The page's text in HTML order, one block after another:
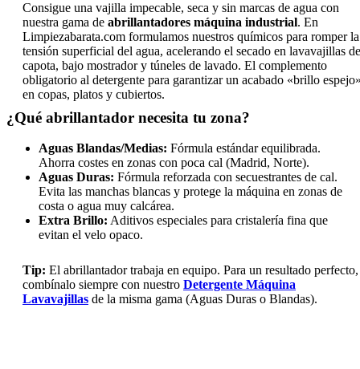
Consigue una vajilla impecable, seca y sin marcas de agua con
nuestra gama de abrillantadores máquina industrial. En
Limpiezabarata.com formulamos nuestros químicos para romper la
tensión superficial del agua, acelerando el secado en lavavajillas de
capota, bajo mostrador y túneles de lavado. El complemento
obligatorio al detergente para garantizar un acabado «brillo
en copas, platos y cubiertos.
¿Qué abrillantador necesita tu zona?
Aguas Blandas/Medias: Fórmula estándar equilibrada.
Ahorra costes en zonas con poca cal (Madrid, Norte).
Aguas Duras: Fórmula reforzada con secuestrantes de cal.
Evita las manchas blancas y protege la máquina en zonas de
costa o agua muy calcárea.
Extra Brillo: Aditivos especiales para cristalería fina que
evitan el velo opaco.
Tip: El abrillantador trabaja en equipo. Para un resultado perfecto,
combínalo siempre con nuestro Detergente Máquina
Lavavajillas de la misma gama (Aguas Duras o Blandas).